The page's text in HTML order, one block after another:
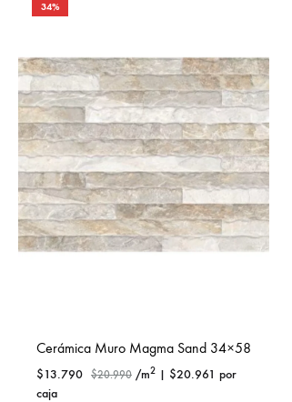
34%
Cerámica Muro Magma Sand 34×58
$13.790 $20.990 /m2 | $20.961 por
caja